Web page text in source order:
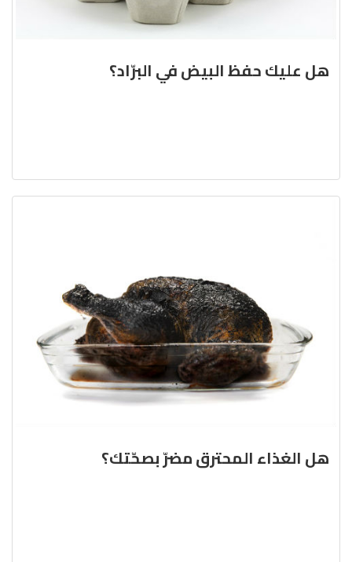
هل عليك حفظ البيض في البرّاد؟
هل الغذاء المحترق مضرّ بصحّتك؟